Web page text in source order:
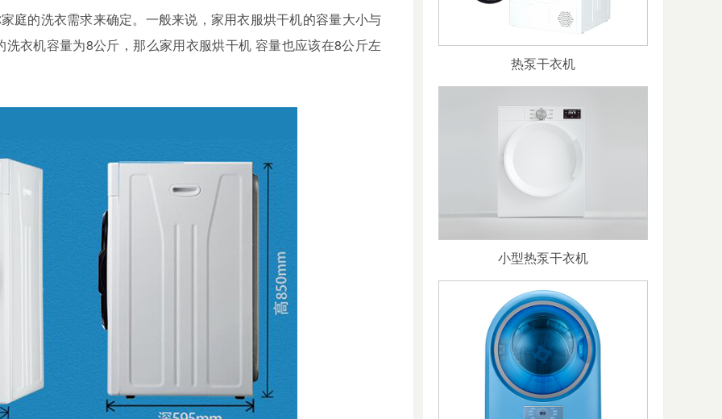
庭的洗衣需求来确定。一般来说，家用衣服烘干机的容量大小与
洗衣机容量为8公斤，那么家用衣服烘干机 容量也应该在8公斤左
热泵干衣机
小型热泵干衣机